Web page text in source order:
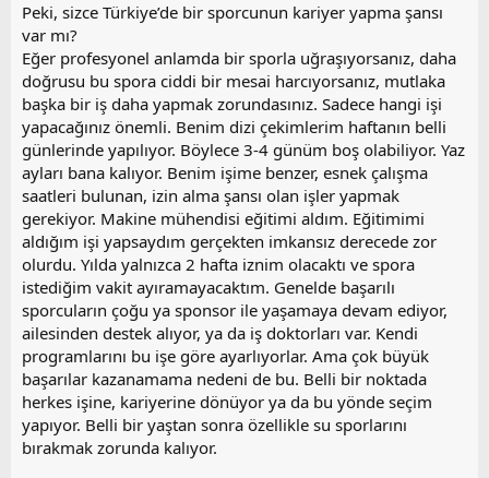
Peki, sizce Türkiye’de bir sporcunun kariyer yapma şansı
var mı?
Eğer profesyonel anlamda bir sporla uğraşıyorsanız, daha
doğrusu bu spora ciddi bir mesai harcıyorsanız, mutlaka
başka bir iş daha yapmak zorundasınız. Sadece hangi işi
yapacağınız önemli. Benim dizi çekimlerim haftanın belli
günlerinde yapılıyor. Böylece 3-4 günüm boş olabiliyor. Yaz
ayları bana kalıyor. Benim işime benzer, esnek çalışma
saatleri bulunan, izin alma şansı olan işler yapmak
gerekiyor. Makine mühendisi eğitimi aldım. Eğitimimi
aldığım işi yapsaydım gerçekten imkansız derecede zor
olurdu. Yılda yalnızca 2 hafta iznim olacaktı ve spora
istediğim vakit ayıramayacaktım. Genelde başarılı
sporcuların çoğu ya sponsor ile yaşamaya devam ediyor,
ailesinden destek alıyor, ya da iş doktorları var. Kendi
programlarını bu işe göre ayarlıyorlar. Ama çok büyük
başarılar kazanamama nedeni de bu. Belli bir noktada
herkes işine, kariyerine dönüyor ya da bu yönde seçim
yapıyor. Belli bir yaştan sonra özellikle su sporlarını
bırakmak zorunda kalıyor.